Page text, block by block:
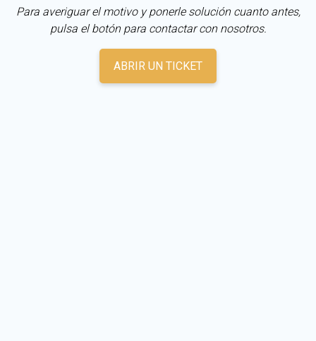
Para averiguar el motivo y ponerle solución cuanto antes,
pulsa el botón para contactar con nosotros.
ABRIR UN TICKET